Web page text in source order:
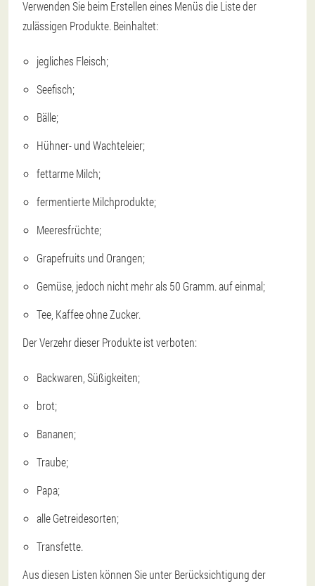
Verwenden Sie beim Erstellen eines Menüs die Liste der
zulässigen Produkte. Beinhaltet:
jegliches Fleisch;
Seefisch;
Bälle;
Hühner- und Wachteleier;
fettarme Milch;
fermentierte Milchprodukte;
Meeresfrüchte;
Grapefruits und Orangen;
Gemüse, jedoch nicht mehr als 50 Gramm. auf einmal;
Tee, Kaffee ohne Zucker.
Der Verzehr dieser Produkte ist verboten:
Backwaren, Süßigkeiten;
brot;
Bananen;
Traube;
Papa;
alle Getreidesorten;
Transfette.
Aus diesen Listen können Sie unter Berücksichtigung der